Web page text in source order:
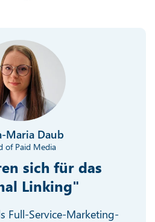
Maria Daub
of Paid Media
sich für das
Linking"
Full-Service-Marketing-